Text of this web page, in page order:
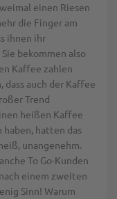
einen Riesen
die Finger am
ihnen ihr
bekommen also
Kaffee zahlen
dass auch der Kaffee
Trend
heißen Kaffee
hatten das
unangenehm.
To Go-Kunden
einem zweiten
Sinn! Warum